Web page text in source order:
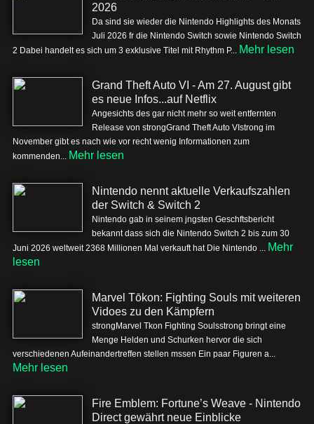
2026
Da sind sie wieder die Nintendo Highlights des Monats
Juli 2026 fr die Nintendo Switch sowie Nintendo Switch
2 Dabei handelt es sich um 3 exklusive Titel mit Rhythm P... Mehr lesen
Grand Theft Auto VI - Am 27. August gibt
es neue Infos...auf Netflix
Angesichts des gar nicht mehr so weit entfernten
Release von strongGrand Theft Auto VIstrong im
November gibt es nach wie vor recht wenig Informationen zum
kommenden... Mehr lesen
Nintendo nennt aktuelle Verkaufszahlen
der Switch & Switch 2
Nintendo gab in seinem jngsten Geschftsbericht
bekannt dass sich die Nintendo Switch 2 bis zum 30
Juni 2026 weltweit 2368 Millionen Mal verkauft hat Die Nintendo ... Mehr
lesen
Marvel Tōkon: Fighting Souls mit weiteren
Vidoes zu den Kämpfern
strongMarvel Tkon Fighting Soulsstrong bringt eine
Menge Helden und Schurken hervor die sich
verschiedenen Aufeinandertreffen stellen mssen Ein paar Figuren a...
Mehr lesen
Fire Emblem: Fortune’s Weave - Nintendo
Direct gewährt neue Einblicke